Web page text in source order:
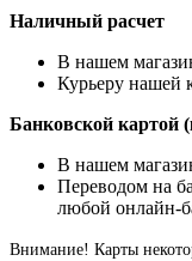
Наличный расчет
В нашем
Курьеру нашей
Банковской картой
В нашем
Переводом на
любой онлайн-
Внимание! Карты